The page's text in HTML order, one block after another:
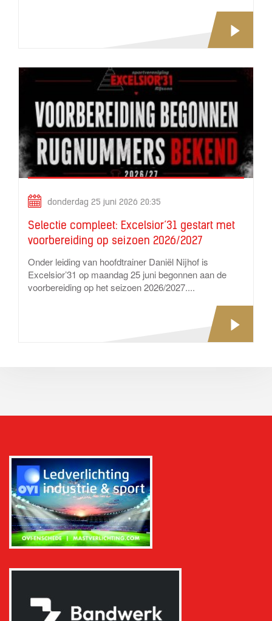
donderdag 25 juni 2026 20:35
Selectie compleet: Excelsior’31 gestart met
voorbereiding op seizoen 2026/2027
Onder leiding van hoofdtrainer Daniël Nijhof is
Excelsior’31 op maandag 25 juni begonnen aan de
voorbereiding op het seizoen 2026/2027....